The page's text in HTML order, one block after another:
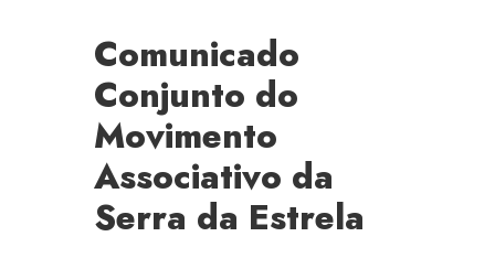
Comunicado
Conjunto do
Movimento
Associativo da
Serra da Estrela